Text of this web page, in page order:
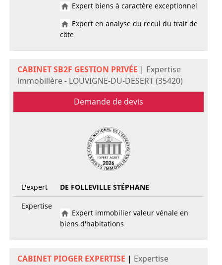
Expert biens à caractère exceptionnel
Expert en analyse du recul du trait de
côte
CABINET SB2F GESTION PRIVÉE | Expertise
immobilière - LOUVIGNE-DU-DESERT (35420)
Demande de devis
L'expert
DE FOLLEVILLE STÉPHANE
Expertise
Expert immobilier valeur vénale en
biens d'habitations
CABINET PIOGER EXPERTISE | Expertise